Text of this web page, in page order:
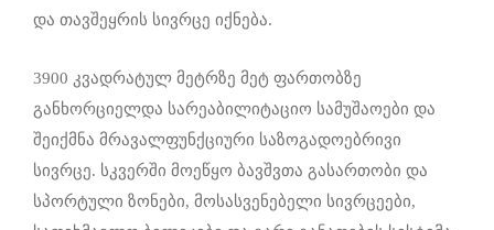
და თავშეყრის სივრცე იქნება.
3900 კვადრატულ მეტრზე მეტ ფართობზე
განხორციელდა სარეაბილიტაციო სამუშაოები და
შეიქმნა მრავალფუნქციური საზოგადოებრივი
სივრცე. სკვერში მოეწყო ბავშვთა გასართობი და
სპორტული ზონები, მოსასვენებელი სივრცეები,